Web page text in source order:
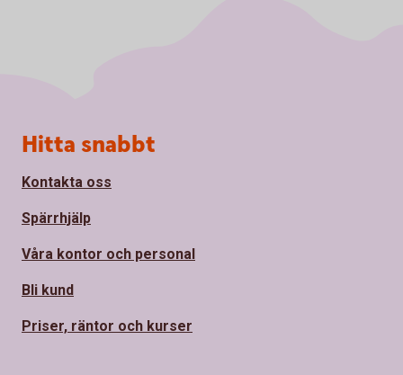
Sidfot
Hitta snabbt
Kontakta oss
Spärrhjälp
Våra kontor och personal
Bli kund
Priser, räntor och kurser